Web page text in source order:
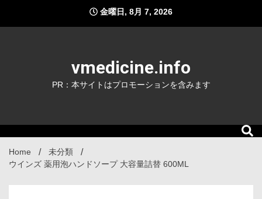
content
金曜日, 8月 7, 2026
vmedicine.info
PR：本サイトはプロモーションを含みます
Home
未分類
ウインズ 薬用泡ハンドソープ 大容量詰替 600ML